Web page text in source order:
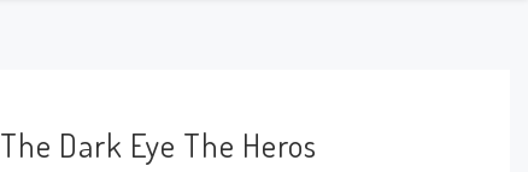
The Dark Eye The Heros